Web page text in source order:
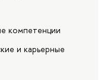
компетенции
и карьерные